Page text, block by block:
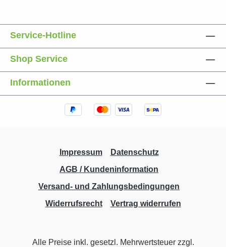
Service-Hotline
Shop Service
Informationen
Impressum
Datenschutz
AGB / Kundeninformation
Versand- und Zahlungsbedingungen
Widerrufsrecht
Vertrag widerrufen
Alle Preise inkl. gesetzl. Mehrwertsteuer zzgl.